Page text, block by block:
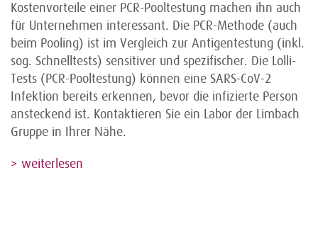
Kostenvorteile einer PCR-Pooltestung machen ihn auch
für Unternehmen interessant. Die PCR-Methode (auch
beim Pooling) ist im Vergleich zur Antigentestung (inkl.
sog. Schnelltests) sensitiver und spezifischer. Die Lolli-
Tests (PCR-Pooltestung) können eine SARS-CoV-2
Infektion bereits erkennen, bevor die infizierte Person
ansteckend ist. Kontaktieren Sie ein Labor der Limbach
Gruppe in Ihrer Nähe.
> weiterlesen